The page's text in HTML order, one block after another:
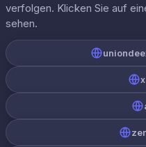
verfolgen. Klicken Sie auf
sehen.